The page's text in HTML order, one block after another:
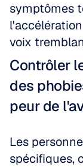
symptômes
voix
Contrôler
des
peur de
Les
spécifiques,